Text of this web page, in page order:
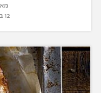
12 בפברואר 2017